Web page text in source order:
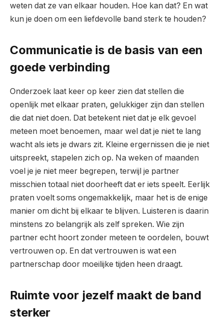
weten dat ze van elkaar houden. Hoe kan dat? En wat
kun je doen om een liefdevolle band sterk te houden?
Communicatie is de basis van een
goede verbinding
Onderzoek laat keer op keer zien dat stel­len die
openlijk met elkaar praten, gelukkiger zijn dan stellen
die dat niet doen. Dat betekent niet dat je elk gevoel
meteen moet benoemen, maar wel dat je niet te lang
wacht als iets je dwars zit. Kleine ergernissen die je niet
uitspreekt, stapelen zich op. Na weken of maanden
voel je je niet meer begrepen, terwijl je partner
misschien totaal niet doorheeft dat er iets speelt. Eerlijk
praten voelt soms ongemakkelijk, maar het is de enige
manier om dicht bij elkaar te blijven. Luisteren is daarin
minstens zo belangrijk als zelf spreken. Wie zijn
partner echt hoort zonder meteen te oordelen, bouwt
vertrouwen op. En dat vertrouwen is wat een
partnerschap door moeilijke tijden heen draagt.
Ruimte voor jezelf maakt de band
sterker